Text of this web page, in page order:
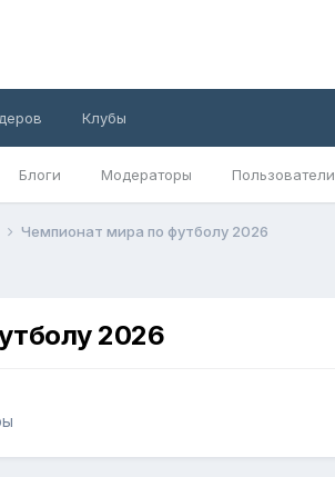
Блоги Модераторы
Клубы
Чемпионат мира по футболу 2026
2026